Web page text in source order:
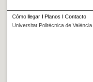
Cómo llegar I Planos I Contacto
Universitat Politècnica de